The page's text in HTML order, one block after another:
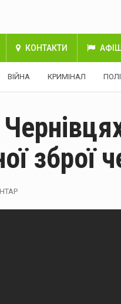
КОНТАКТИ
ВІЙНА КРИМІНАЛ
зброї